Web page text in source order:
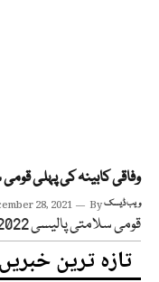
وفاقی کابینہ کی پہلی
28, 2021 Byویب ڈیسک
قومی سلامتی پالیسی 2022 تا 2026 کیلئے ہے
تازہ ترین خبریں